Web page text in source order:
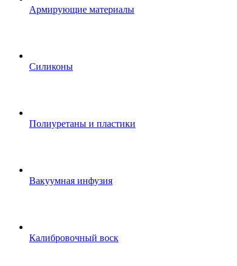
Армирующие материалы
Силиконы
Полиуретаны и пластики
Вакуумная инфузия
Калибровочный воск